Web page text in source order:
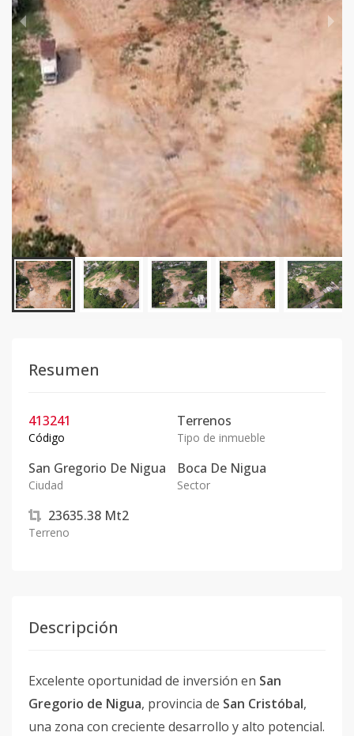
Resumen
413241
Código
Terrenos
Tipo de inmueble
San Gregorio De Nigua
Ciudad
Boca De Nigua
Sector
23635.38 Mt2
Terreno
Descripción
Excelente oportunidad de inversión en San
Gregorio de Nigua, provincia de San Cristóbal,
una zona con creciente desarrollo y alto potencial.